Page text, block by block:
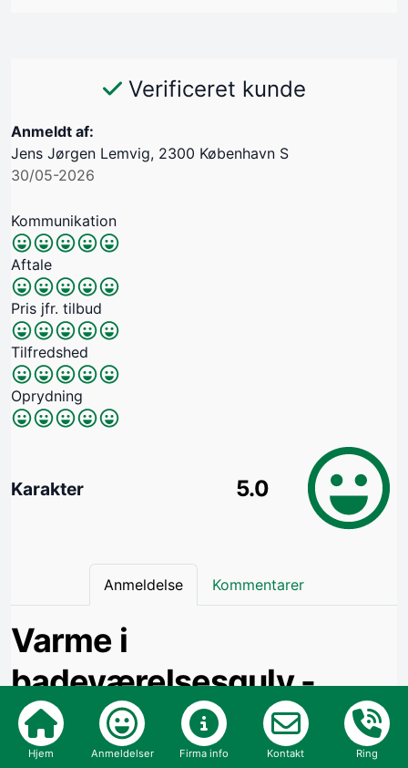
Verificeret kunde
Anmeldt af:
Jens Jørgen Lemvig, 2300 København S
30/05-2026
Kommunikation
Aftale
Pris jfr. tilbud
Tilfredshed
Oprydning
Karakter 5.0
Anmeldelse Kommentarer
Varme i
badeværelsesgulv -
opsat stikkontakt
Yderst venlig og dygtig elektriker som overholdt alle
Hjem Anmeldelser Firma info Kontakt Ring